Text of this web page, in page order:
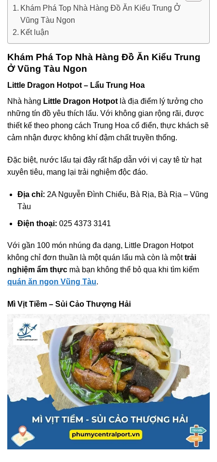
Khám Phá Top Nhà Hàng Đồ Ăn Kiểu Trung Ở
Vũng Tàu Ngon
Kết luận
Khám Phá Top Nhà Hàng Đồ Ăn Kiểu Trung
Ở Vũng Tàu Ngon
Little Dragon Hotpot – Lẩu Trung Hoa
Nhà hàng Little Dragon Hotpotlà địa điểm lý tưởng cho
những tín đồ yêu thích lẩu. Với không gian rộng rãi, được
thiết kế theo phong cách Trung Hoa cổ điển, thực khách sẽ
cảm nhận được không khí đậm chất truyền thống.
Đặc biệt, nước lẩu tại đây rất hấp dẫn với vị cay tê từ hạt
xuyên tiêu, mang lại trải nghiệm độc đáo.
Địa chỉ: 2A Nguyễn Đình Chiểu, Bà Rịa, Bà Rịa – Vũng
Tàu
Điện thoại: 025 4373 3141
Với gần 100 món nhúng đa dạng, Little Dragon Hotpot
không chỉ đơn thuần là một quán lẩu mà còn là mộttrải
nghiệm ẩm thực mà bạn không thể bỏ qua khi tìm kiếm
quán ăn ngon Vũng Tàu.
Mì Vịt Tiềm – Sủi Cảo Thượng Hải